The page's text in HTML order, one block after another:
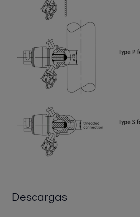
Descargas